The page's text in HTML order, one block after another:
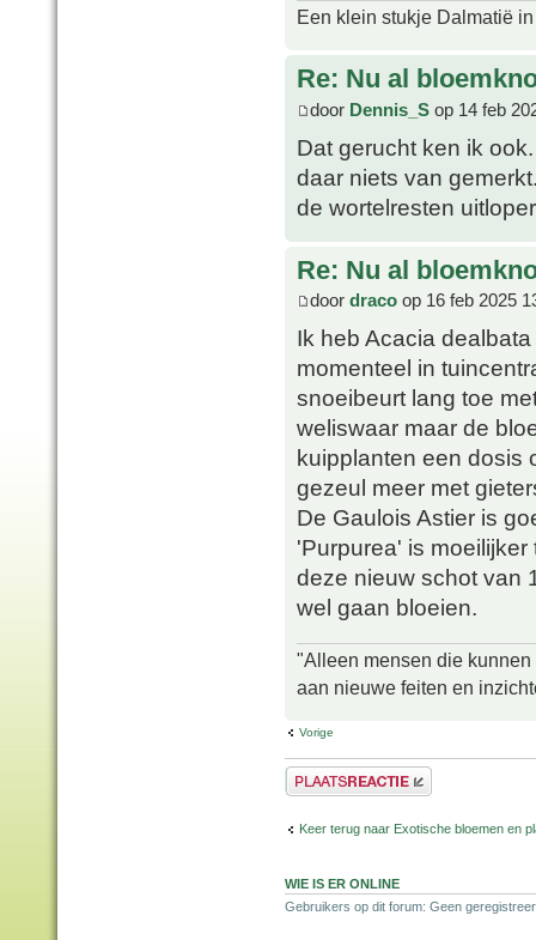
Een klein stukje Dalmatië
Re: Nu al
door Dennis_S op 14 feb
Dat gerucht ken ik
daar niets van
de wortelresten
Re: Nu al
door draco op 16 feb 2025
Ik heb Acacia
momenteel in
snoeibeurt lang toe
weliswaar maar de
kuipplanten een dosis
gezeul meer met
De Gaulois Astier is
'Purpurea' is
deze nieuw schot van
wel gaan bloeien.
"Alleen mensen die
aan nieuwe feiten en
Vorige
Plaats een reactie
Keer terug naar Exotische bloemen en
WIE IS ER ONLINE
Gebruikers op dit forum: Geen